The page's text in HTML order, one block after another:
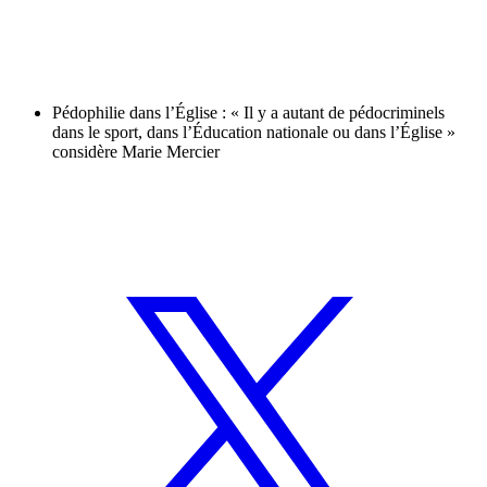
Pédophilie dans l’Église : « Il y a autant de pédocriminels
dans le sport, dans l’Éducation nationale ou dans l’Église »
considère Marie Mercier